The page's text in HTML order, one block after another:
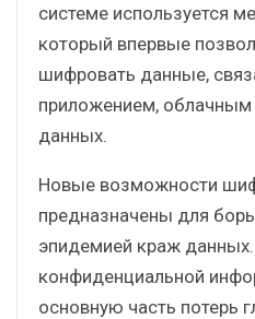
системе используется
который впервые
шифровать данные,
приложением, облачным
данных.
Новые возможности
предназначены для
эпидемией краж данных.
конфиденциальной
основную часть потерь